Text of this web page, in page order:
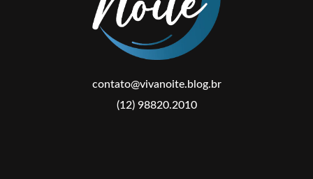
contato@vivanoite.blog.br
(12) 98820.2010